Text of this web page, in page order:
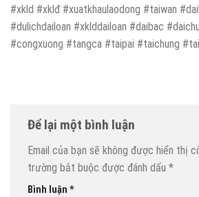
#xkld #xklđ #xuatkhaulaodong #taiwan
#dulichdailoan #xklddailoan #daibac
#congxuong #tangca #taipai #taichung
Để lại một bình luận
Email của bạn sẽ không được hiển thị
trường bắt buộc được đánh dấu *
Bình luận *